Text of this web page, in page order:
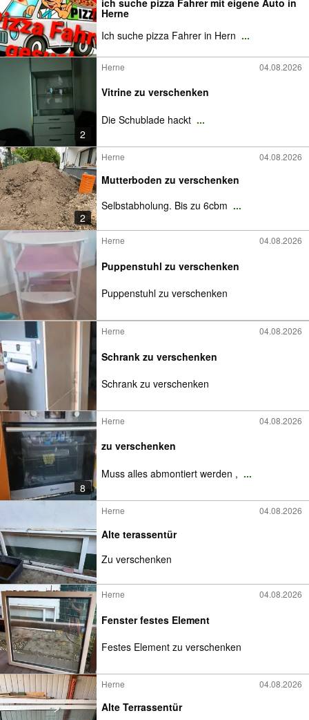
ich suche pizza Fahrer mit eigene Auto in
Herne
Ich suche pizza Fahrer in Hern ...
2
Herne 04.08.2026
Vitrine zu verschenken
Die Schublade hackt ...
2
Herne 04.08.2026
Mutterboden zu verschenken
Selbstabholung. Bis zu 6cbm ...
Herne 04.08.2026
Puppenstuhl zu verschenken
Puppenstuhl zu verschenken
Herne 04.08.2026
Schrank zu verschenken
Schrank zu verschenken
8
Herne 04.08.2026
zu verschenken
Muss alles abmontiert werden , ...
Herne 04.08.2026
Alte terassentür
Zu verschenken
Herne 04.08.2026
Fenster festes Element
Festes Element zu verschenken
Herne 04.08.2026
Alte Terrassentür